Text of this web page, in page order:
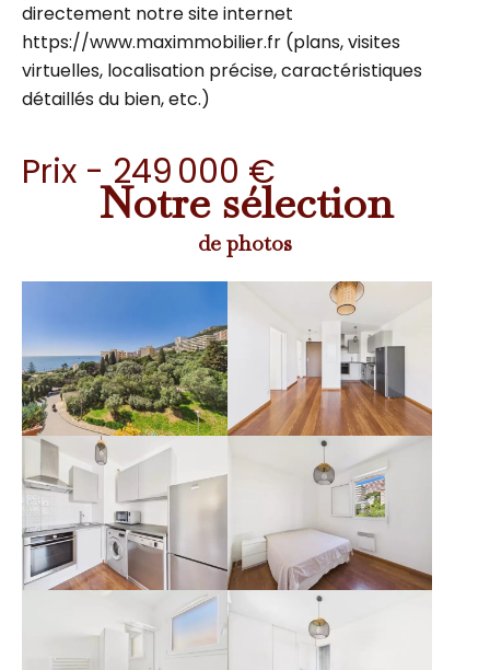
directement notre site internet
https://www.maximmobilier.fr (plans, visites
virtuelles, localisation précise, caractéristiques
détaillés du bien, etc.)
Prix - 249 000 €
Notre sélection
de photos